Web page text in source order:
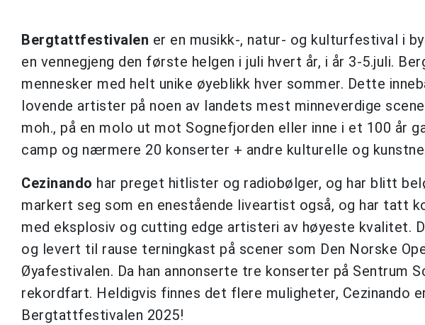
Bergtattfestivalen er en musikk-, natur- og kulturfestival i
en vennegjeng den første helgen i juli hvert år, i år 3-5.juli.
mennesker med helt unike øyeblikk hver sommer. Dette
lovende artister på noen av landets mest minneverdige
moh., på en molo ut mot Sognefjorden eller inne i et 100 år
camp og nærmere 20 konserter + andre kulturelle og
Cezinando har preget hitlister og radiobølger, og har blitt
markert seg som en enestående liveartist også, og har tatt
med eksplosiv og cutting edge artisteri av høyeste kvalitet.
og levert til rause terningkast på scener som Den Norske
Øyafestivalen. Da han annonserte tre konserter på Sentrum
rekordfart. Heldigvis finnes det flere muligheter, Cezinando
Bergtattfestivalen 2025!